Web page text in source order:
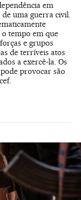
em
de uma guerra civil.
tempo em que
e grupos
de terríveis atos
a exercê-la. Os
provocar são